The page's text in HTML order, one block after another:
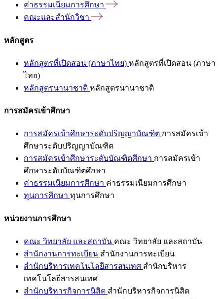
ค่าธรรมเนียมการศึกษา
คณะและสำนักวิชา
หลักสูตร
หลักสูตรที่เปิดสอน (ภาษาไทย) หลักสูตรที่เปิดสอน (ภาษา
ไทย)
หลักสูตรนานาชาติ หลักสูตรนานาชาติ
การสมัครเข้าศึกษา
การสมัครเข้าศึกษาระดับปริญญาบัณฑิต การสมัครเข้า
ศึกษาระดับปริญญาบัณฑิต
การสมัครเข้าศึกษาระดับบัณฑิตศึกษา การสมัครเข้า
ศึกษาระดับบัณฑิตศึกษา
ค่าธรรมเนียมการศึกษา ค่าธรรมเนียมการศึกษา
ทุนการศึกษา ทุนการศึกษา
หน่วยงานการศึกษา
คณะ วิทยาลัย และสถาบัน คณะ วิทยาลัย และสถาบัน
สำนักงานการทะเบียน สำนักงานการทะเบียน
สำนักบริหารเทคโนโลยีสารสนเทศ สำนักบริหาร
เทคโนโลยีสารสนเทศ
สำนักบริหารกิจการนิสิต สำนักบริหารกิจการนิสิต